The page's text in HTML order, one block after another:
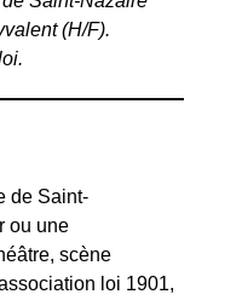
(H/F).
de Saint-
ou une
scène
loi 1901,